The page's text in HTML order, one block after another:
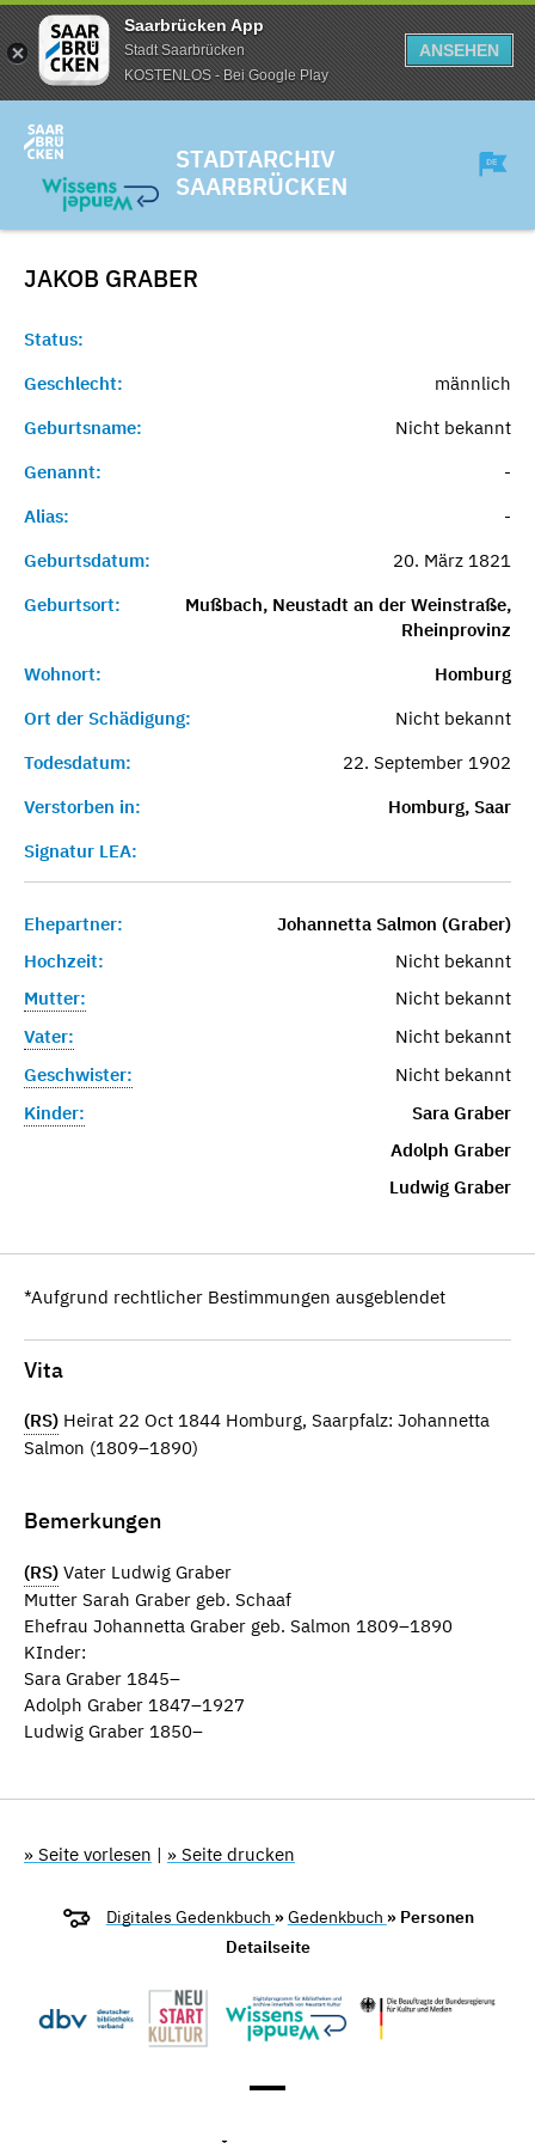
Saarbrücken App
Stadt Saarbrücken
KOSTENLOS - Bei Google Play
ANSEHEN
STADTARCHIV
SAARBRÜCKEN
JAKOB GRABER
Status:
Geschlecht:
männlich
Geburtsname:
Nicht bekannt
Genannt:
-
Alias:
-
Geburtsdatum:
20. März 1821
Geburtsort:
Mußbach, Neustadt an der Weinstraße,
Rheinprovinz
Wohnort:
Homburg
Ort der Schädigung:
Nicht bekannt
Todesdatum:
22. September 1902
Verstorben in:
Homburg, Saar
Signatur LEA:
Ehepartner:
Johannetta Salmon (Graber)
Hochzeit:
Nicht bekannt
Mutter:
Nicht bekannt
Vater:
Nicht bekannt
Geschwister:
Nicht bekannt
Kinder:
Sara Graber
Adolph Graber
Ludwig Graber
*Aufgrund rechtlicher Bestimmungen ausgeblendet
Vita
(RS) Heirat 22 Oct 1844 Homburg, Saarpfalz: Johannetta
Salmon (1809–1890)
Bemerkungen
(RS) Vater Ludwig Graber
Mutter Sarah Graber geb. Schaaf
Ehefrau Johannetta Graber geb. Salmon 1809–1890
KInder:
Sara Graber 1845–
Adolph Graber 1847–1927
Ludwig Graber 1850–
» Seite vorlesen | » Seite drucken
Digitales Gedenkbuch »Gedenkbuch » Personen
Detailseite